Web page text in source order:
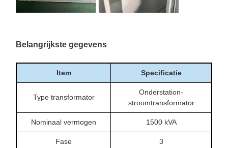
Belangrijkste gegevens
Item Specificatie
Type transformator
Onderstation-
stroomtransformator
Nominaal vermogen 1500 kVA
Fase 3